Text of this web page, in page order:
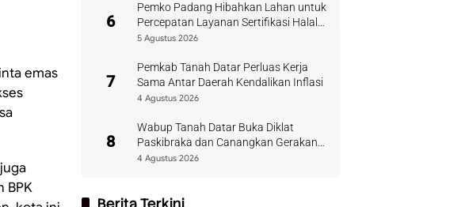
emas
BPK
6
Pemko Padang Hibahkan Lahan untuk
Percepatan Layanan Sertifikasi Halal
di Sumbar
5 Agustus 2026
7
Pemkab Tanah Datar Perluas Kerja
Sama Antar Daerah Kendalikan Inflasi
4 Agustus 2026
8
Wabup Tanah Datar Buka Diklat
Paskibraka dan Canangkan Gerakan
Bendera
4 Agustus 2026